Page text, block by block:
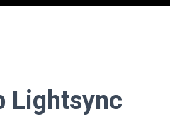
Lightsync